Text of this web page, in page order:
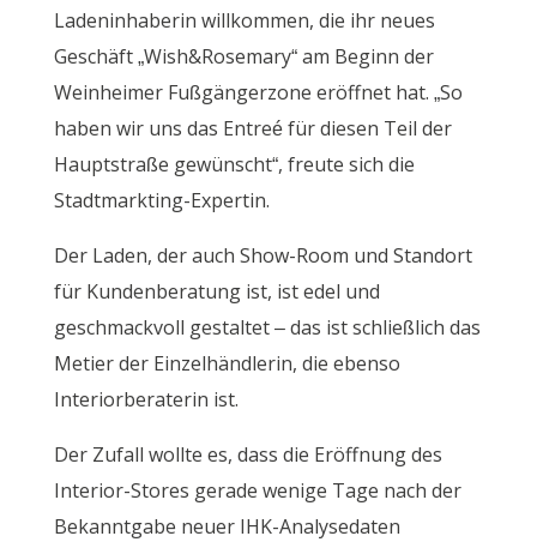
Ladeninhaberin willkommen, die ihr neues
Geschäft „Wish&Rosemary“ am Beginn der
Weinheimer Fußgängerzone eröffnet hat. „So
haben wir uns das Entreé für diesen Teil der
Hauptstraße gewünscht“, freute sich die
Stadtmarkting-Expertin.
Der Laden, der auch Show-Room und Standort
für Kundenberatung ist, ist edel und
geschmackvoll gestaltet – das ist schließlich das
Metier der Einzelhändlerin, die ebenso
Interiorberaterin ist.
Der Zufall wollte es, dass die Eröffnung des
Interior-Stores gerade wenige Tage nach der
Bekanntgabe neuer IHK-Analysedaten